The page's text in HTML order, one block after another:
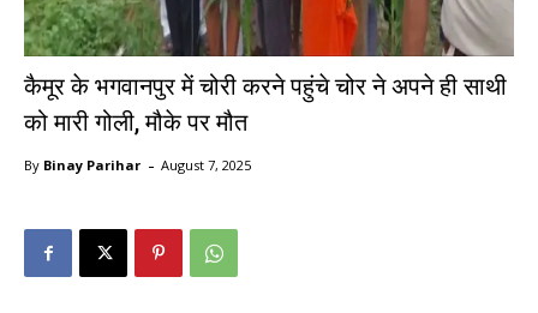
कैमूर के भगवानपुर में चोरी करने पहुंचे चोर ने अपने ही साथी
को मारी गोली, मौके पर मौत
By Binay Parihar - August 7, 2025